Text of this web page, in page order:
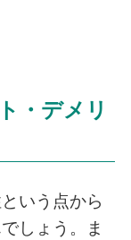
・デメリ
いう点から
しょう。ま